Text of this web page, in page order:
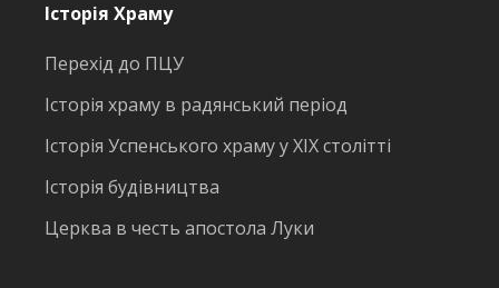
Історія Храму
Перехід до ПЦУ
Історія храму в радянський період
Історія Успенського храму у ХІХ столітті
Історія будівництва
Церква в честь апостола Луки